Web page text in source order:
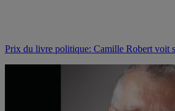
Prix du livre politique: Camille Robert voit